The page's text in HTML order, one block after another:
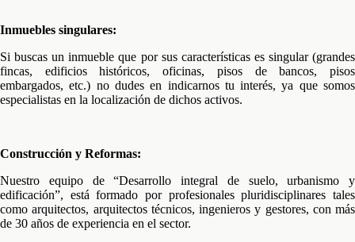
Inmuebles singulares:
Si buscas un inmueble que por sus características es singular (grandes
fincas, edificios históricos, oficinas, pisos de bancos, pisos
embargados, etc.) no dudes en indicarnos tu interés, ya que somos
especialistas en la localización de dichos activos.
Construcción y Reformas:
Nuestro equipo de “Desarrollo integral de suelo, urbanismo y
edificación”, está formado por profesionales pluridisciplinares tales
como arquitectos, arquitectos técnicos, ingenieros y gestores, con más
de 30 años de experiencia en el sector.